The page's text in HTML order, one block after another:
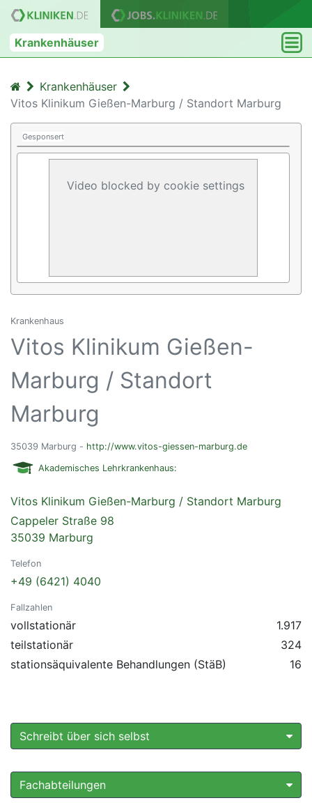
Krankenhäuser
Krankenhäuser
Vitos Klinikum Gießen-Marburg / Standort Marburg
Gesponsert
Video blocked by cookie settings
Krankenhaus
Vitos Klinikum Gießen-
Marburg / Standort
Marburg
35039 Marburg - http://www.vitos-giessen-marburg.de
Akademisches Lehrkrankenhaus:
Vitos Klinikum Gießen-Marburg / Standort Marburg
Cappeler Straße 98
35039 Marburg
Telefon
+49 (6421) 4040
Fallzahlen
vollstationär
1.917
teilstationär
324
stationsäquivalente Behandlungen (StäB)
16
Schreibt über sich selbst
Fachabteilungen